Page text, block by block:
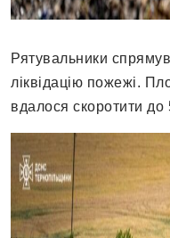
Рятувальники
ліквідацію пожежі.
вдалося скоротити до